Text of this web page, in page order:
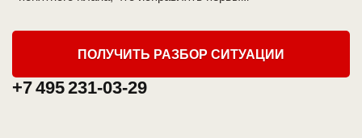
ПОЛУЧИТЬ РАЗБОР СИТУАЦИИ
+7 495 231-03-29